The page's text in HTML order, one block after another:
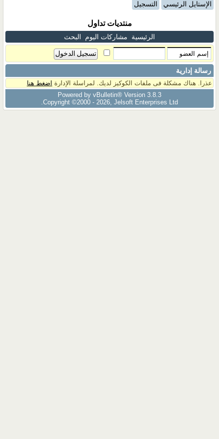
الإستايل الرئيسي التسجيل
منتديات تداول
الرئيسية مشاركات اليوم البحث
رسالة إدارية
عذرا. هناك مشكلة فى ملفات الكوكيز لديك. لمراسلة الإدارة اضغط هنا
Powered by vBulletin® Version 3.8.3
Copyright ©2000 - 2026, Jelsoft Enterprises Ltd.